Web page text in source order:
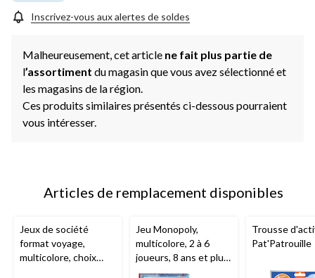
Inscrivez-vous aux alertes de soldes
Malheureusement, cet article ne fait plus partie de
l’assortiment du magasin que vous avez sélectionné et
les magasins de la région.
Ces produits similaires présentés ci-dessous pourraient
vous intéresser.
Articles de remplacement disponibles
Jeux de société
format voyage,
multicolore, choix
Jeu Monopoly,
multicolore, 2 à 6
joueurs, 8 ans et plus,
pour
Trousse
Pat'Patrouille